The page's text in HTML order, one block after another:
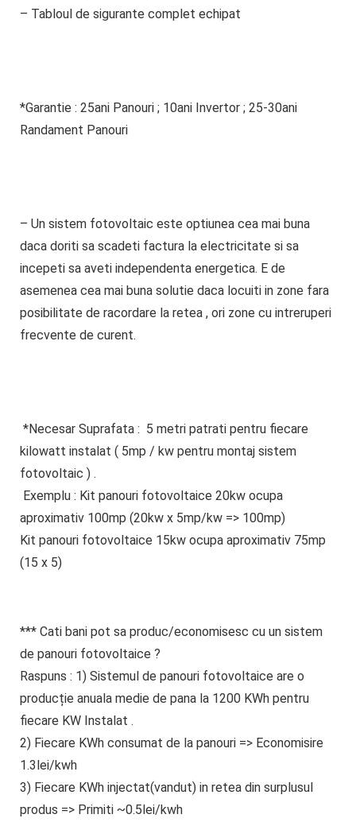
– Tabloul de sigurante complet echipat
*Garantie : 25aniPanouri ; 10aniInvertor ; 25-30ani
Randament Panouri
– Un sistem fotovoltaic este optiunea cea mai buna
daca doriti sa scadeti factura la electricitate si sa
incepeti sa aveti independenta energetica. E de
asemenea cea mai buna solutie daca locuiti in zone fara
posibilitate de racordare la retea , ori zone cu intreruperi
frecvente de curent.
*Necesar Suprafata: 5 metri patratipentru fiecare
kilowatt instalat ( 5mp / kw pentru montaj sistem
fotovoltaic ) .
Exemplu: Kit panouri fotovoltaice 20kw ocupa
aproximativ 100mp (20kw x 5mp/kw => 100mp)
Kit panouri fotovoltaice 15kw ocupa aproximativ 75mp
(15 x 5)
*** Cati bani pot sa produc/economisesc cu un sistem
de panouri fotovoltaice ?
Raspuns : 1) Sistemul de panouri fotovoltaice are o
producție anualamedie de pana la1200 KWh pentru
fiecare KW Instalat .
2) Fiecare KWh consumat de la panouri => Economisire
1.3lei/kwh
3) Fiecare KWh injectat(vandut) in retea din surplusul
produs => Primiti ~0.5lei/kwh